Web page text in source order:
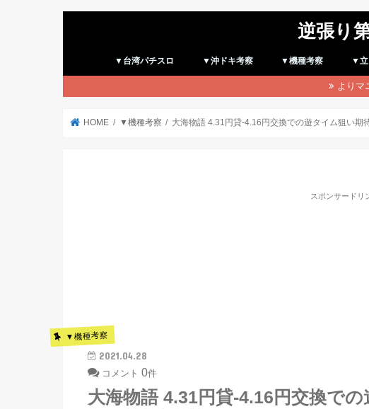
逆張り
▼台湾パチスロ ▼沖ドキ考察 ▼機種考察 ▼立
よりマ
HOME ▼機種考察 大海物語 4.31円貸-4.16円交換での遊タイム狙い期
スポンサードリ
▼機種考察
2021.04.28
コメント 0件
大海物語 4.31円貸-4.16円交換で